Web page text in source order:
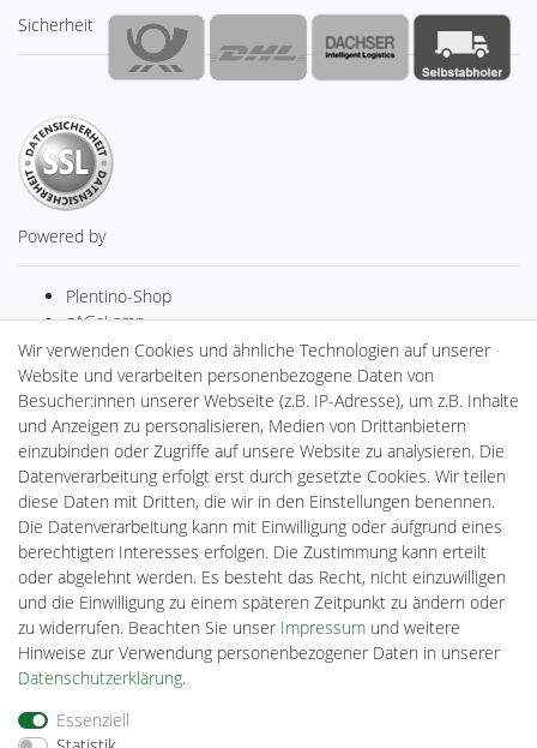
Sicherheit
Powered by
Plentino-Shop
gAGaLamp
Drohnenstore24
MeinUSB
Batteriespeicher
PlentiSolar
Gebrauchtlicht
Ledkauf
DEYESOLAR
Lightech Connect
CardanLight Europe
FORTIMO LEDs
Cardanlight-Shop
Wallbox24
Impressum
Wir verwenden Cookies und ähnliche Technologien auf unserer
Website und verarbeiten personenbezogene Daten von
Besucher:innen unserer Webseite (z.B. IP-Adresse), um z.B. Inhalte
und Anzeigen zu personalisieren, Medien von Drittanbietern
einzubinden oder Zugriffe auf unsere Website zu analysieren. Die
Datenverarbeitung erfolgt erst durch gesetzte Cookies. Wir teilen
diese Daten mit Dritten, die wir in den Einstellungen benennen.
Die Datenverarbeitung kann mit Einwilligung oder aufgrund eines
berechtigten Interesses erfolgen. Die Zustimmung kann erteilt
oder abgelehnt werden. Es besteht das Recht, nicht einzuwilligen
und die Einwilligung zu einem späteren Zeitpunkt zu ändern oder
zu widerrufen. Beachten Sie unser Impressum und weitere
Hinweise zur Verwendung personenbezogener Daten in unserer
Daten­schutz­erklärung.
Essenziell